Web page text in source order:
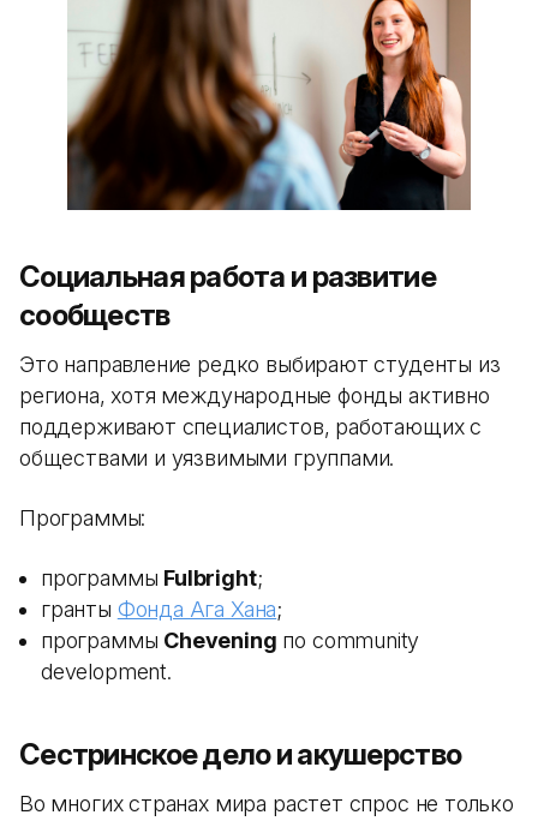
Социальная работа и развитие
сообществ
Это направление редко выбирают студенты из
региона, хотя международные фонды активно
поддерживают специалистов, работающих с
обществами и уязвимыми группами.
Программы:
программы Fulbright;
гранты Фонда Ага Хана;
программы Chevening по community
development.
Сестринское дело и акушерство
Во многих странах мира растет спрос не только